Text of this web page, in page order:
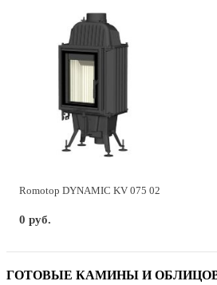
Romotop DYNAMIC KV 075 02
0 руб.
ГОТОВЫЕ КАМИНЫ И